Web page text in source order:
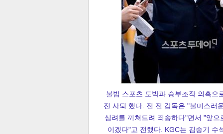
트위 밴드 네이
댓글
불법 스포츠 도박과 승부조작 의혹으
진 사퇴 했다. 전 전 감독은 "불미스러
심려를 끼쳐드려 죄송하다"면서 "앞
이겠다"고 전했다. KGC는 김승기 수